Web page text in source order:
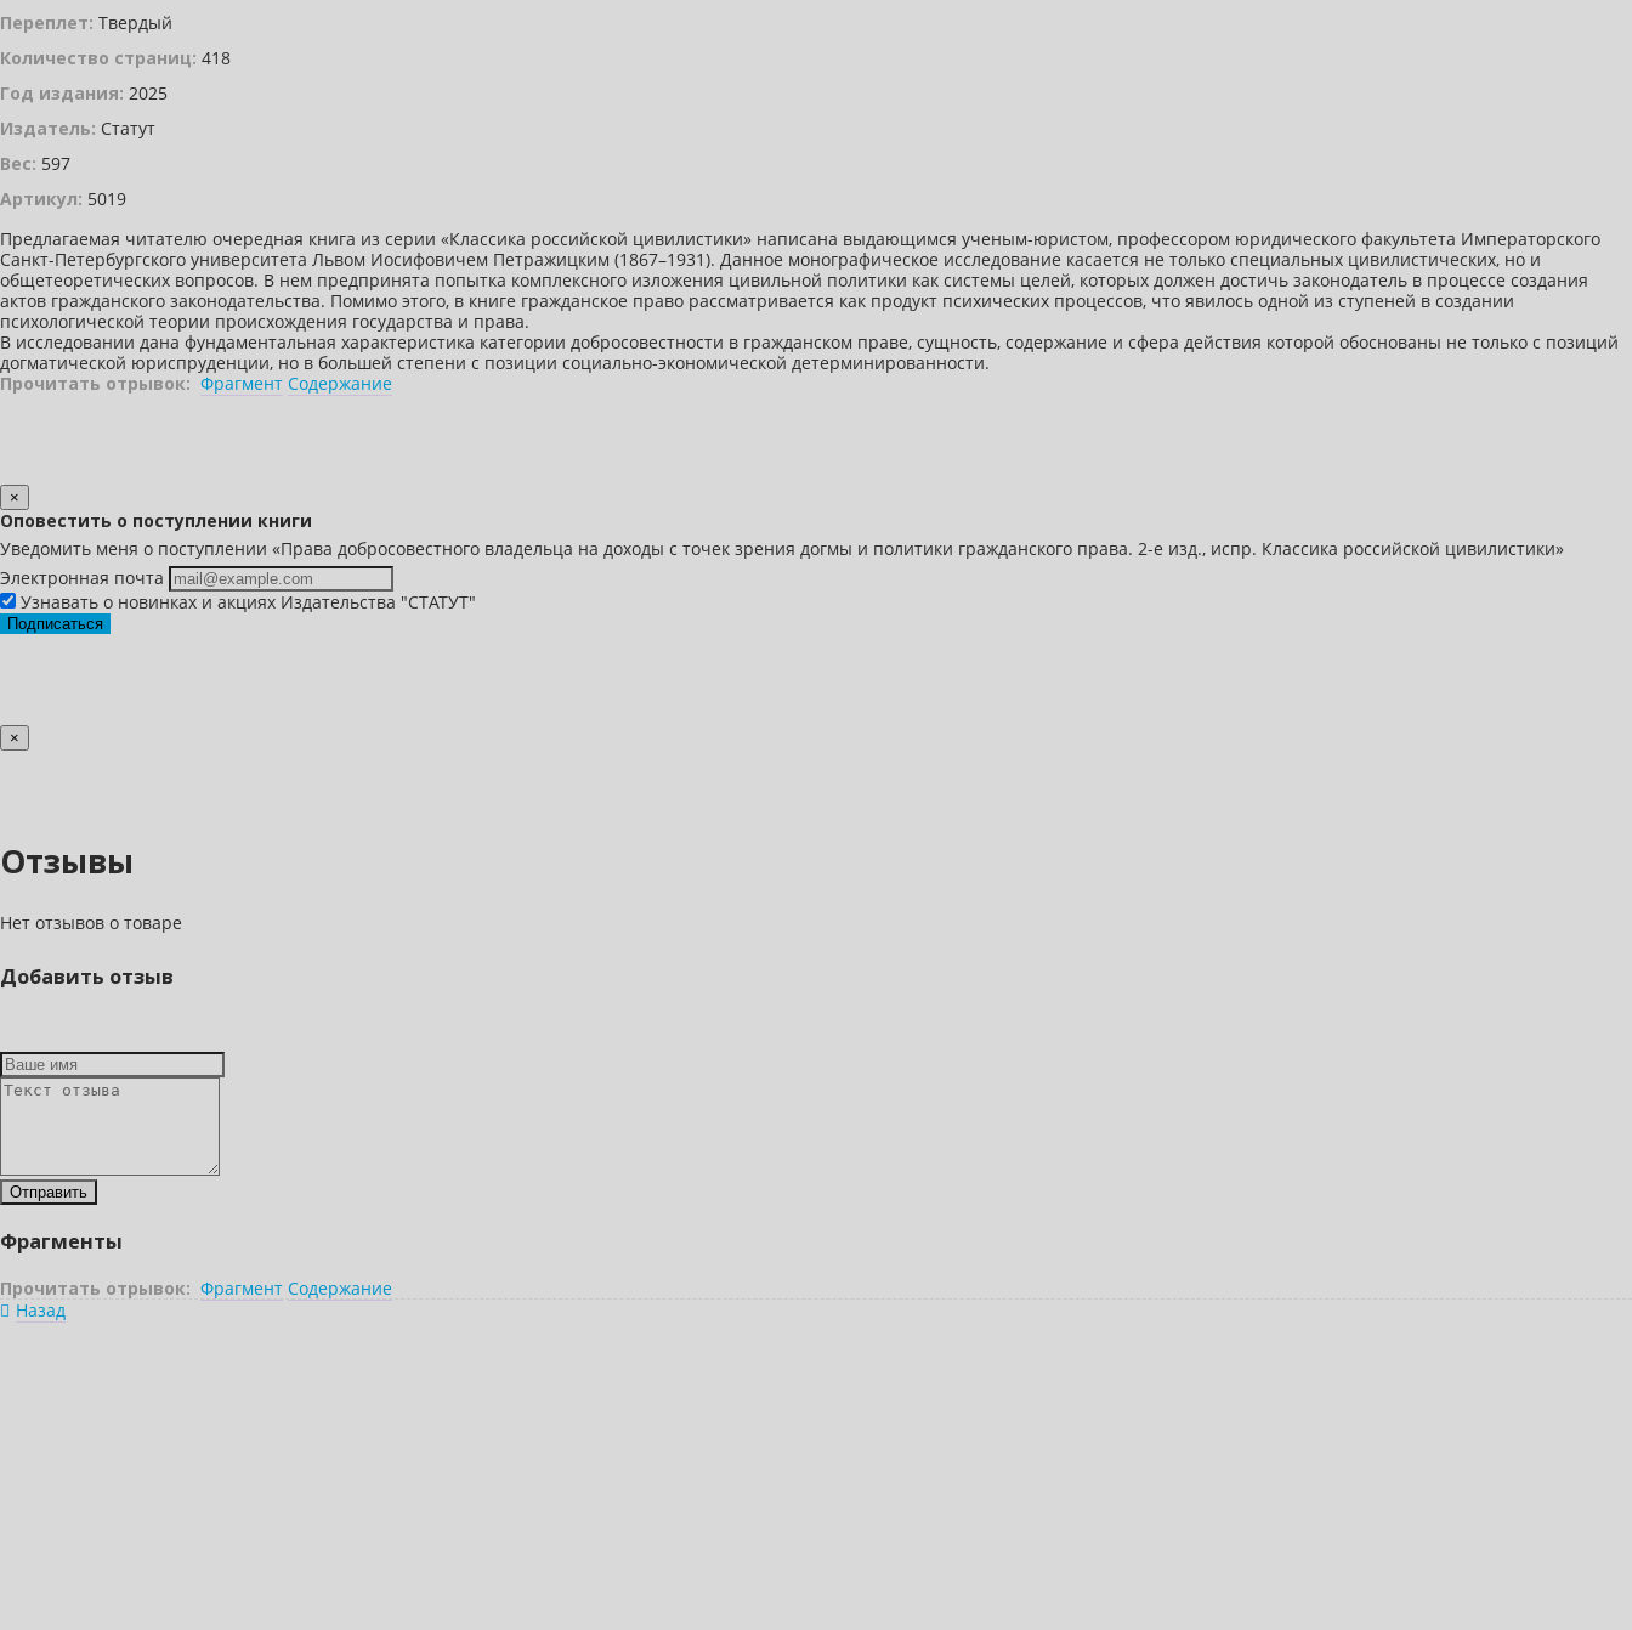
Переплет: Твердый
Количество страниц: 418
Год издания: 2025
Издатель: Статут
Вес: 597
Артикул: 5019
Предлагаемая читателю очередная книга из серии «Классика российской цивилистики» написана выдающимся ученым-юристом, профессором юридического факультета Императорского
Санкт-Петербургского университета Львом Иосифовичем Петражицким (1867–1931). Данное монографическое исследование касается не только специальных цивилистических, но и
общетеоретических вопросов. В нем предпринята попытка комплексного изложения цивильной политики как системы целей, которых должен достичь законодатель в процессе создания
актов гражданского законодательства. Помимо этого, в книге гражданское право рассматривается как продукт психических процессов, что явилось одной из ступеней в создании
психологической теории происхождения государства и права.
В исследовании дана фундаментальная характеристика категории добросовестности в гражданском праве, сущность, содержание и сфера действия которой обоснованы не только с позиций
догматической юриспруденции, но в большей степени с позиции социально-экономической детерминированности.
Прочитать отрывок: Фрагмент Содержание
×
Оповестить о поступлении книги
Уведомить меня о поступлении «Права добросовестного владельца на доходы с точек зрения догмы и политики гражданского права. 2-е изд., испр. Классика российской цивилистики»
Электронная почта
Узнавать о новинках и акциях Издательства "СТАТУТ"
Подписаться
×
Отзывы
Нет отзывов о товаре
Добавить отзыв
Фрагменты
Прочитать отрывок: Фрагмент Содержание
Назад